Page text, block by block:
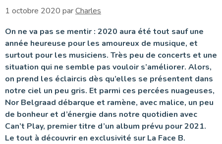
1 octobre 2020 parCharles
On ne va pas se mentir : 2020 aura été tout sauf une
année heureuse pour les amoureux de musique, et
surtout pour les musiciens. Très peu de concerts et une
situation qui ne semble pas vouloir s’améliorer. Alors,
on prend les éclaircis dès qu’elles se présentent dans
notre ciel un peu gris. Et parmi ces percées nuageuses,
Nor Belgraad débarque et ramène, avec malice, un peu
de bonheur et d’énergie dans notre quotidien avec
Can’t Play, premier titre d’un album prévu pour 2021.
Le tout à découvrir en exclusivité sur La Face B.